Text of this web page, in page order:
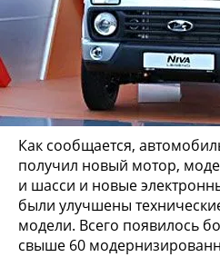
Как сообщается,
получил новый мотор,
и шасси и новые
были улучшены
модели. Всего появилось
свыше 60